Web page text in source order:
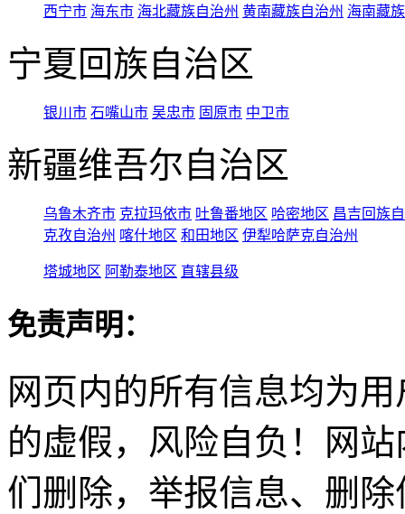
西宁市 海东市 海北藏族自治州 黄南藏族自治州 海南藏
宁夏回族自治区
银川市 石嘴山市 吴忠市 固原市 中卫市
新疆维吾尔自治区
乌鲁木齐市 克拉玛依市 吐鲁番地区 哈密地区 昌吉回族
克孜自治州 喀什地区 和田地区 伊犁哈萨克自治州
塔城地区 阿勒泰地区 直辖县级
免责声明：
网页内的所有信息均为
的虚假，风险自负！网
们删除，举报信息、删